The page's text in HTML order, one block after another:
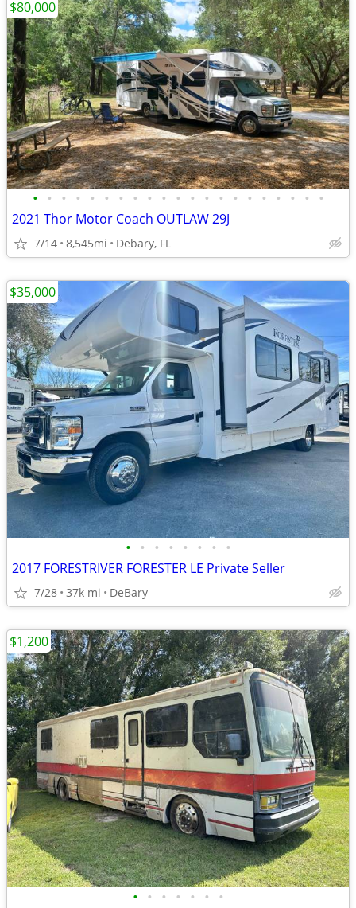
• • • • • • • • • • • • • • • • • • • • •
2021 Thor Motor Coach OUTLAW 29J
7/14 8,545mi Debary, FL
$80,000
• • • • • • • •
2017 FORESTRIVER FORESTER LE Private Seller
7/28 37k mi DeBary
$35,000
• • • • • • •
$1,200